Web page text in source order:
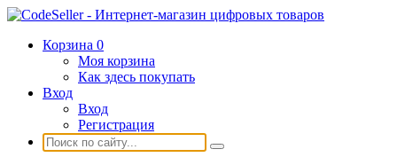
Корзина 0
Моя корзина
Как здесь покупать
Вход
Вход
Регистрация